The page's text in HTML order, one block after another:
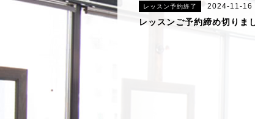
レッスン予約終了 2024-11-16
レッスンご予約締め切りま